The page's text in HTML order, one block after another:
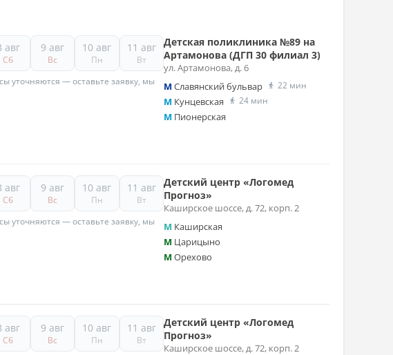
авг
Сб
9 авг
Вс
10 авг
Пн
11 авг
Вт
уточняются — оставьте заявку, мы
Детская поликлиника №89 на
Артамонова (ДГП 30 филиал 3)
ул. Артамонова, д. 6
MСлавянский бульвар 22 мин
M Кунцевская 24 мин
M Пионерская
авг
Сб
9 авг
Вс
10 авг
Пн
11 авг
Вт
уточняются — оставьте заявку, мы
Детский центр «Логомед
Прогноз»
Каширское шоссе, д. 72, корп. 2
M Каширская
M Царицыно
MОрехово
авг
Сб
9 авг
Вс
10 авг
Пн
11 авг
Вт
Детский центр «Логомед
Прогноз»
Каширское шоссе, д. 72, корп. 2